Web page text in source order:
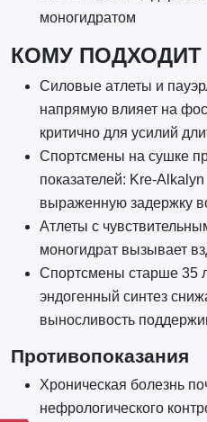
моногидратом
КОМУ ПОДХОДИТ
Силовые атлеты и
напрямую влияет на
критично для усилий
Спортсмены на сушке
показателей: Kre-
выраженную задержку
Атлеты с
моногидрат вызывает
Спортсмены старше 35
эндогенный синтез
выносливость
Противопоказания
Хроническая болезнь
нефрологического